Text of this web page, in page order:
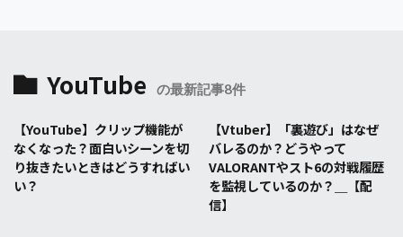
YouTube の最新記事8件
【YouTube】クリップ機能が
なくなった？面白いシーンを切
り抜きたいときはどうすればい
い？
【Vtuber】「裏遊び」はなぜ
バレるのか？どうやって
VALORANTやスト6の対戦履歴
を監視しているのか？＿【配
信】